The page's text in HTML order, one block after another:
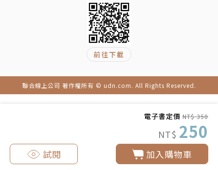
電子書定價 NT$ 350
NT$ 250
加入購物車
試閱
更多可能性，需要自己願意給予時間及機會陪伴自己，
創造更多元的價值，以回饋內心的渴望，生命將會有更
著有《從CEO到樂活家：白領打工仔，45歲退休全記
錄》、《45歲退休，你準備好了？》。
《我也在旅行：Olivia 的風景塗鴉》
作者Olivia是《懶人大旅行 –上船吧！跟著老黑環遊世
界》一書封面插畫繪者，另一半為老黑 （田臨斌）。
雖然輔仁大學時念的是英國文學系，在北京大學研究所
說穿了，就是一趟ABC之旅
紐約，紐約
從國際媒體看台灣
哥斯大黎加，超級比一比
前往下載
聯合線上公司 著作權所有 © udn.com. All Rights Reserved.